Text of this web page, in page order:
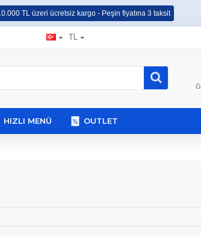
TL üzeri ücretsiz kargo - Peşin fiyatına 3 taksit
TL
HIZLI MENÜ OUTLET